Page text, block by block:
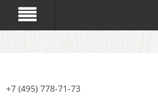
+7 (495) 778-71-73